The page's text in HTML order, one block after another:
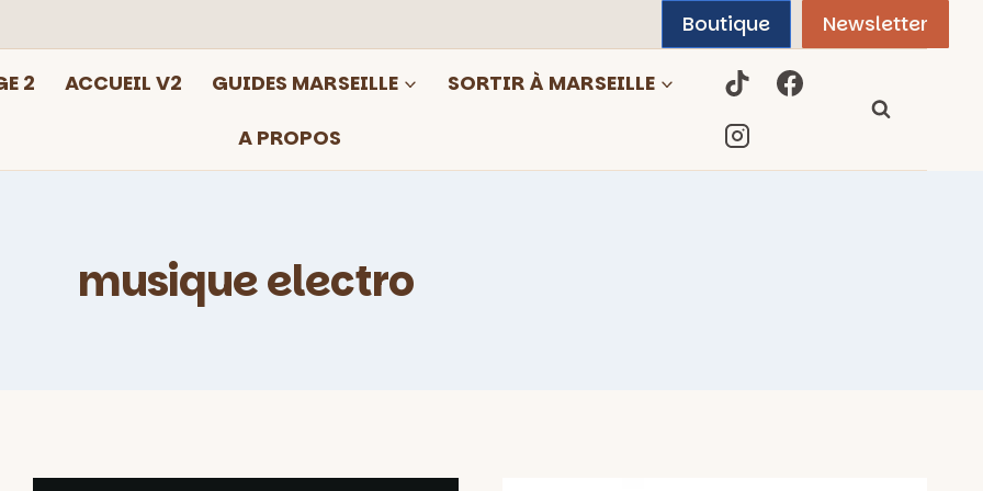
Boutique Newsletter
2 ACCUEIL V2 GUIDES MARSEILLE SORTIR À MARSEILLE
A PROPOS
musique electro